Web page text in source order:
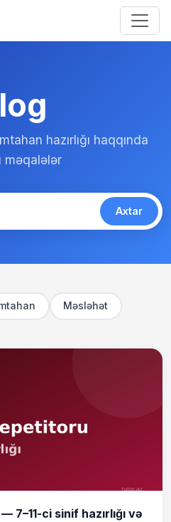
hazırlığı haqqında
məqalələr
Axtar
Məsləhət
ci sinif hazırlığı və